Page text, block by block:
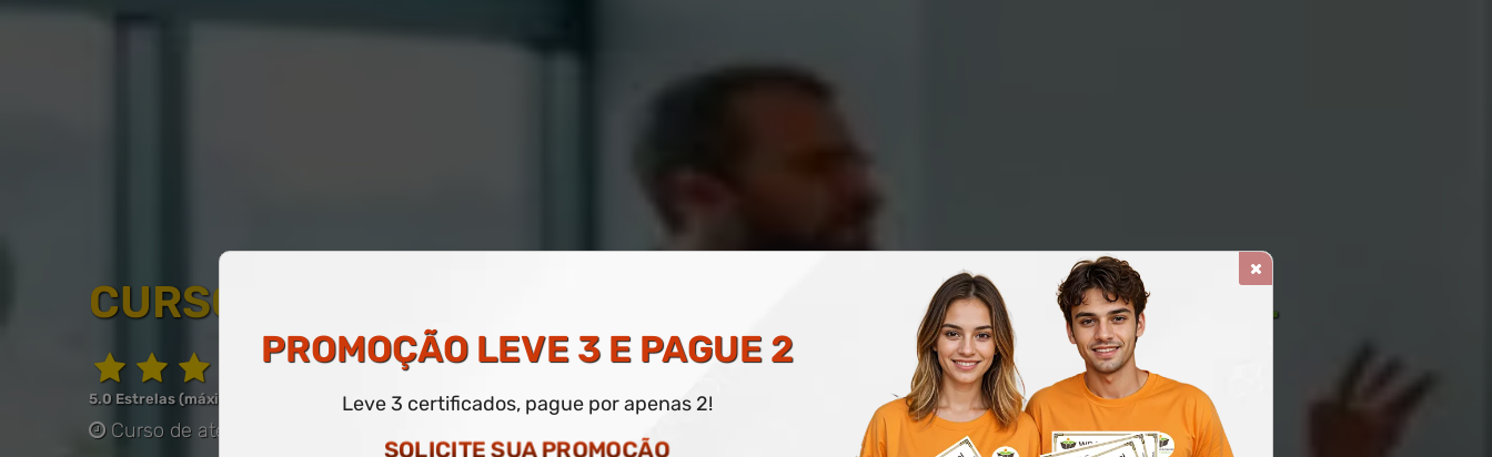
CURSO LIVRE DE ELETRICISTA PREDIAL E RESIDENCIAL
5.0 Estrelas (máximo de 5.0)
Curso de até 60 horas
PROMOÇÃOLEVE 3 E PAGUE 2
Leve 3 certificados, pague por apenas 2!
SOLICITE SUA PROMOÇÃO